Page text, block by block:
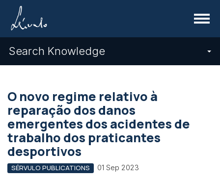
Menu
Search Knowledge
O novo regime relativo à
reparação dos danos
emergentes dos acidentes de
trabalho dos praticantes
desportivos
SÉRVULO PUBLICATIONS 01 Sep 2023